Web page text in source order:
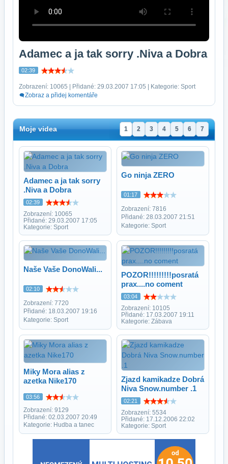
Adamec a ja tak sorry .Niva a Dobra
02:39
Zobrazení: 10065 | Přidané: 29.03.2007 17:05 | Kategorie: Sport
Zobraz a přidej komentáře
Moje videa 1 2 3 4 5 6 7
Adamec a ja tak sorry
.Niva a Dobra
02:39
Zobrazení: 10065
Přidané: 29.03.2007 17:05
Kategorie: Sport
Go ninja ZERO
01:17
Zobrazení: 7816
Přidané: 28.03.2007 21:51
Kategorie: Sport
Naše Vaše DonoWali...
02:10
Zobrazení: 7720
Přidané: 18.03.2007 19:16
Kategorie: Sport
POZOR!!!!!!!!!posratá
prax....no coment
03:04
Zobrazení: 10105
Přidané: 17.03.2007 19:11
Kategorie: Zábava
Miky Mora alias z
azetka Nike170
03:56
Zobrazení: 9129
Přidané: 02.03.2007 20:49
Kategorie: Hudba a tanec
Zjazd kamikadze Dobrá
Niva Snow.number .1
02:21
Zobrazení: 5534
Přidané: 17.12.2006 22:02
Kategorie: Sport